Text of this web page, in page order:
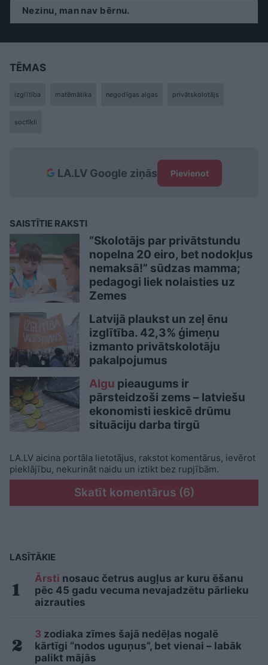
Nezinu, man nav bērnu.
TĒMAS
izglītība matēmātika negodīgas algas privātskolotājs
soctīkli
LA.LV Google ziņās Pievienot
SAISTĪTIE RAKSTI
“Skolotājs par privātstundu
nopelna 20 eiro, bet nodokļus
nemaksā!” sūdzas mamma;
pedagogi liek nolaisties uz
Zemes
Latvijā plaukst un zeļ ēnu
izglītība. 42,3% ģimeņu
izmanto privātskolotāju
pakalpojumus
Algu pieaugums ir
pārsteidzoši zems – latviešu
ekonomisti ieskicē drūmu
situāciju darba tirgū
LA.LV aicina portāla lietotājus, rakstot komentārus, ievērot
pieklājību, nekurināt naidu un iztikt bez rupjībām.
Skatīt komentārus (6)
LASĪTĀKIE
Ārsti nosauc četrus augļus ar kuru ēšanu
pēc 45 gadu vecuma nevajadzētu pārlieku
aizrauties
3 zodiaka zīmes šajā nedēļas nogalē
kārtīgi “nodos uguņus”, bet vienai – labāk
palikt mājās